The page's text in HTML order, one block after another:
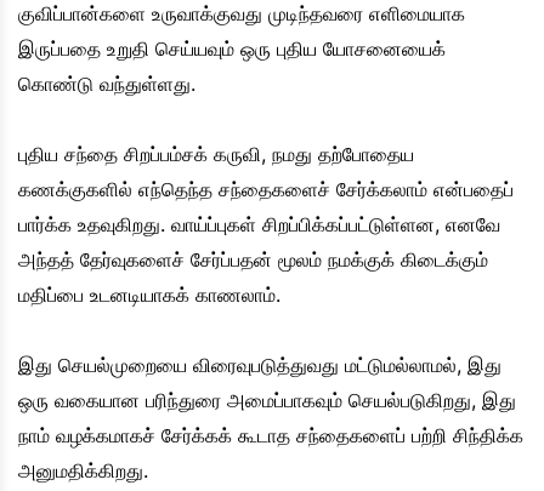
குவிப்பான்களை உருவாக்குவது முடிந்தவரை எளிமையாக
இருப்பதை உறுதி செய்யவும் ஒரு புதிய யோசனையைக்
கொண்டு வந்துள்ளது.
புதிய சந்தை சிறப்பம்சக் கருவி, நமது தற்போதைய
கணக்குகளில் எந்தெந்த சந்தைகளைச் சேர்க்கலாம் என்பதைப்
பார்க்க உதவுகிறது. வாய்ப்புகள் சிறப்பிக்கப்பட்டுள்ளன, எனவே
அந்தத் தேர்வுகளைச் சேர்ப்பதன் மூலம் நமக்குக் கிடைக்கும்
மதிப்பை உடனடியாகக் காணலாம்.
இது செயல்முறையை விரைவுபடுத்துவது மட்டுமல்லாமல், இது
ஒரு வகையான பரிந்துரை அமைப்பாகவும் செயல்படுகிறது, இது
நாம் வழக்கமாகச் சேர்க்கக் கூடாத சந்தைகளைப் பற்றி சிந்திக்க
அனுமதிக்கிறது.